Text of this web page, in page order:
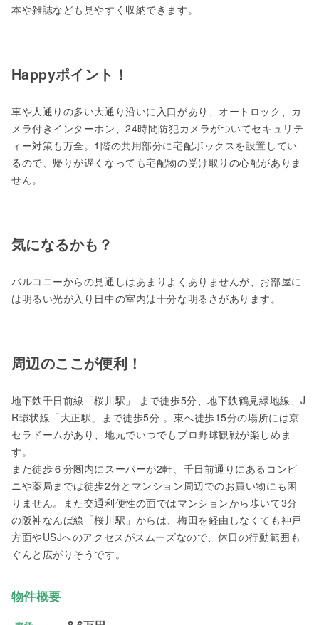
本や雑誌なども見やすく収納できます。
Happyポイント！
車や人通りの多い大通り沿いに入口があり、オートロック、カ
メラ付きインターホン、24時間防犯カメラがついてセキュリテ
ィー対策も万全。1階の共用部分に宅配ボックスを設置してい
るので、帰りが遅くなっても宅配物の受け取りの心配がありま
せん。
気になるかも？
バルコニーからの見通しはあまりよくありませんが、お部屋に
は明るい光が入り日中の室内は十分な明るさがあります。
周辺のここが便利！
地下鉄千日前線「桜川駅」 まで徒歩5分、地下鉄鶴見緑地線、J
R環状線「大正駅」まで徒歩5分 。東へ徒歩15分の場所には京
セラドームがあり、地元でいつでもプロ野球観戦が楽しめま
す。
また徒歩６分圏内にスーパーが2軒、千日前通りにあるコンビ
ニや薬局までは徒歩2分とマンション周辺でのお買い物にも困
りません。また交通利便性の面ではマンションから歩いて3分
の阪神なんば線「桜川駅」からは、梅田を経由しなくても神戸
方面やUSJへのアクセスがスムーズなので、休日の行動範囲も
ぐんと広がりそうです。
物件概要